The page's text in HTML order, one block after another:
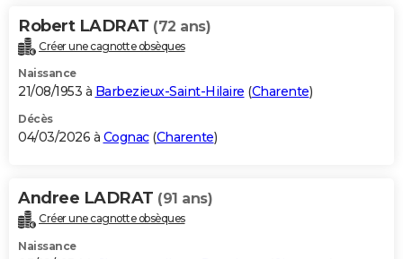
Robert LADRAT (72 ans)
Créer une cagnotte obsèques
Naissance
21/08/1953 à Barbezieux-Saint-Hilaire (Charente)
Décès
04/03/2026 à Cognac(Charente)
Andree LADRAT (91 ans)
Créer une cagnotte obsèques
Naissance